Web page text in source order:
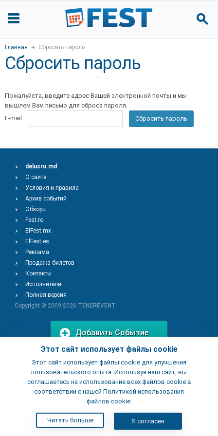
Главная Сбросить пароль
Сбросить пароль
Пожалуйста, введите адрес Вашей электронной почты и мы
вышлем Вам письмо для сброса пароля.
E-mail
Сбросить пароль
Этот сайт использует файлы cookie
Этот сайт использует файлы cookie для улучшения
пользовательского опыта. Используя наш сайт, вы
соглашаетесь на использование всех файлов cookie в
соответствии с нашей Политикой использования
файлов cookie.
Читать больше Я согласен
delucru.md
О сайте
Условия и правила
Архив событий
Обзоры
Fest.ro
ElFest.mx
ElFest.es
Реклама
Продажа билетов
Контакты
Исполнители
Полная версия
Copyright © 2009-2026 TENEREVENT
Добавить Событие
Добавить Заведение